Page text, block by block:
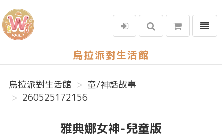
烏拉派對生活館
選單
烏拉派對生活館
童/神話故事
260525172156
雅典娜女神-兒童版